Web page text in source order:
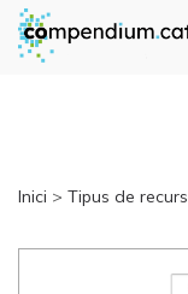
Inici > Tipus de recurs